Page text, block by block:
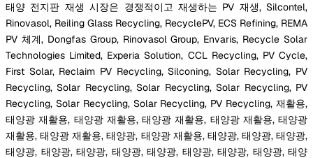
태양 전지판 재생 시장은 경쟁적이고 재생하는 PV 재생, Silcontel,
Rinovasol, Reiling Glass Recycling, RecyclePV, ECS Refining, REMA
PV 체계, Dongfas Group, Rinovasol Group, Envaris, Recycle Solar
Technologies Limited, Experia Solution, CCL Recycling, PV Cycle,
First Solar, Reclaim PV Recycling, Silconing, Solar Recycling, PV
Recycling, Solar Recycling, Solar Recycling, Solar Recycling, PV
Recycling, Solar Recycling, Solar Recycling, PV Recycling, 재활용,
태양광 재활용, 태양광 재활용, 태양광 재활용, 태양광 재활용, 태양광
재활용, 태양광 재활용, 태양광, 태양광 재활용, 태양광, 태양광, 태양광,
태양광, 태양광, 태양광, 태양광, 태양광, 태양광, 태양광, 태양광, 태양